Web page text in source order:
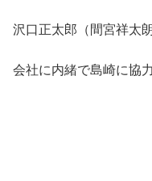
沢口正太郎（間宮祥太朗
会社に内緒で島崎に協力